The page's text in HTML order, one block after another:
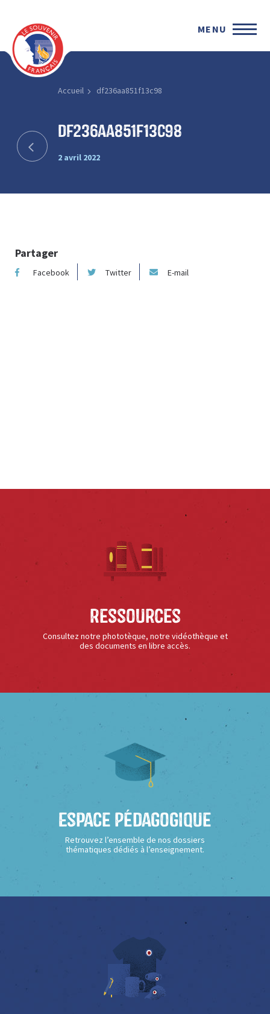
MENU
Accueil df236aa851f13c98
df236aa851f13c98
2 avril 2022
Partager
Facebook Twitter E-mail
Ressources
Consultez notre phototèque, notre vidéothèque et
des documents en libre accès.
Espace Pédagogique
Retrouvez l’ensemble de nos dossiers
thématiques dédiés à l’enseignement.